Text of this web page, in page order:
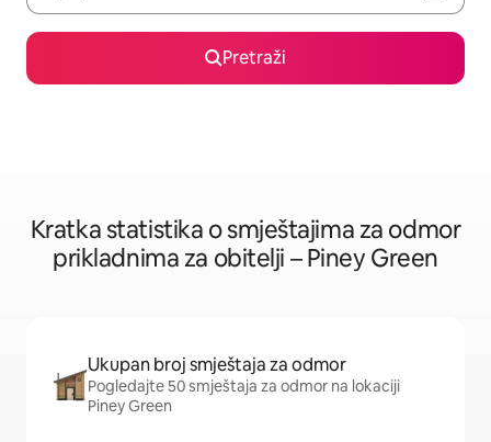
Pretraži
Kratka statistika o smještajima za odmor
prikladnima za obitelji – Piney Green
Ukupan broj smještaja za odmor
Pogledajte 50 smještaja za odmor na lokaciji
Piney Green